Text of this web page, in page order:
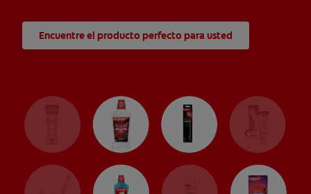
Encuentre el producto perfecto para usted